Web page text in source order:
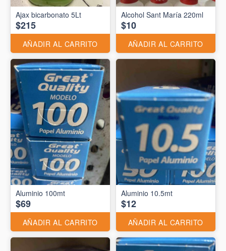
Ajax bicarbonato 5Lt
$215
AÑADIR AL CARRITO
Alcohol Sant María 220ml
$10
AÑADIR AL CARRITO
$69
AÑADIR AL CARRITO
Aluminio 10.5mt
$12
AÑADIR AL CARRITO